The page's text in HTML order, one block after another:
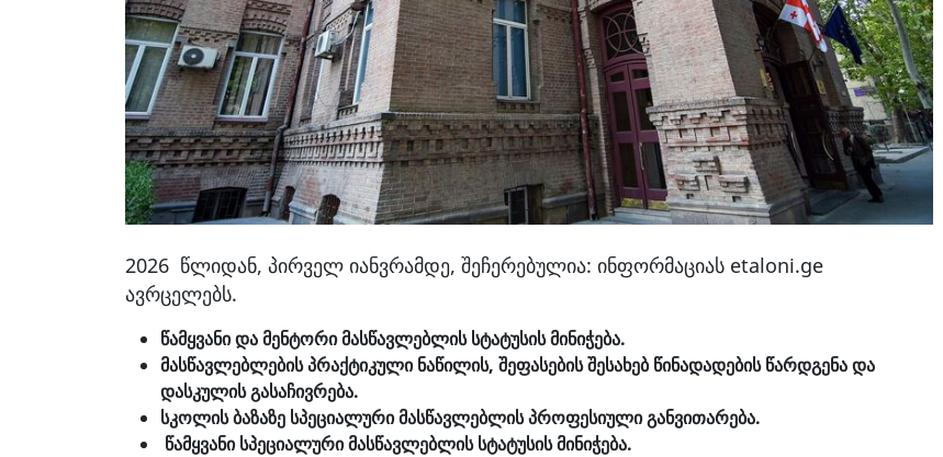
2026 წლიდან, პირველ იანვრამდე, შეჩერებულია: ინფორმაციას etaloni.ge
ავრცელებს.
წამყვანი და მენტორი მასწავლებლის სტატუსის მინიჭება.
მასწავლებლების პრაქტიკული ნაწილის, შეფასების შესახებ წინადადების წარდგენა და
დასკულის გასაჩივრება.
სკოლის ბაზაზე სპეციალური მასწავლებლის პროფესიული განვითარება.
წამყვანი სპეციალური მასწავლებლის სტატუსის მინიჭება.